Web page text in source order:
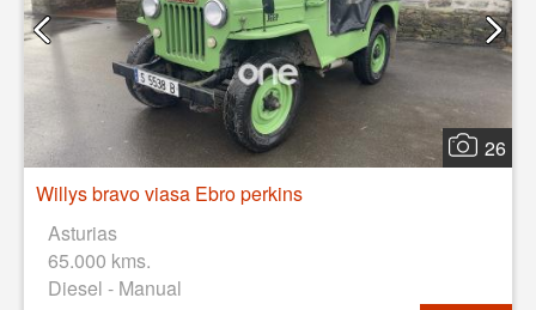
26
Willys bravo viasa Ebro perkins
Asturias
65.000 kms.
Diesel - Manual